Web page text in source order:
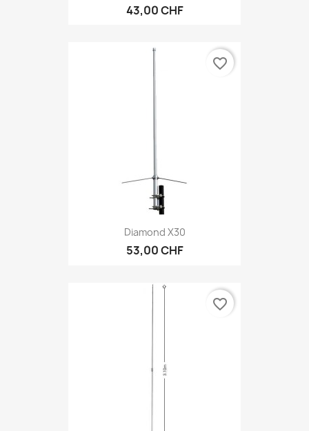
43,00 CHF
Diamond X30
53,00 CHF
favorite_border
favorite_border